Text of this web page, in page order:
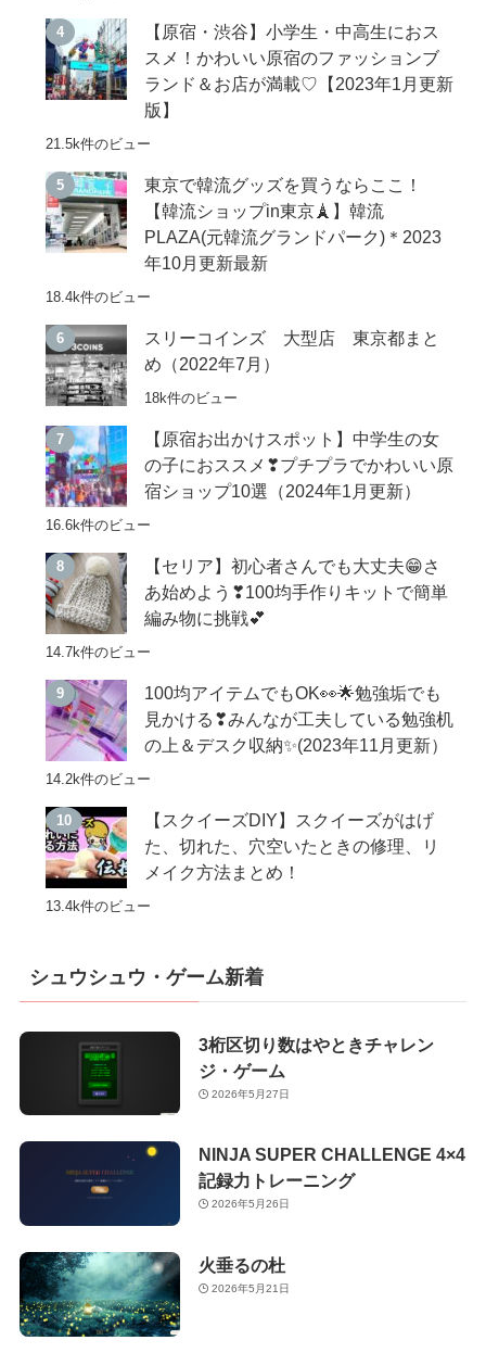
【原宿・渋谷】小学生・中高生におス
スメ！かわいい原宿のファッションブ
ランド＆お店が満載♡【2023年1月更新
版】
21.5k件のビュー
東京で韓流グッズを買うならここ！
【韓流ショップin東京🗼】韓流
PLAZA(元韓流グランドパーク)＊2023
年10月更新最新
18.4k件のビュー
スリーコインズ 大型店 東京都まと
め（2022年7月）
18k件のビュー
【原宿お出かけスポット】中学生の女
の子におススメ❣プチプラでかわいい原
宿ショップ10選（2024年1月更新）
16.6k件のビュー
【セリア】初心者さんでも大丈夫😁さ
あ始めよう❣100均手作りキットで簡単
編み物に挑戦💕
14.7k件のビュー
100均アイテムでもOK👀🌟勉強垢でも
見かける❣みんなが工夫している勉強机
の上＆デスク収納✨(2023年11月更新）
14.2k件のビュー
【スクイーズDIY】スクイーズがはげ
た、切れた、穴空いたときの修理、リ
メイク方法まとめ！
13.4k件のビュー
シュウシュウ・ゲーム新着
3桁区切り数はやときチャレン
ジ・ゲーム
2026年5月27日
NINJA SUPER CHALLENGE 4×4
記録力トレーニング
2026年5月26日
火垂るの杜
2026年5月21日